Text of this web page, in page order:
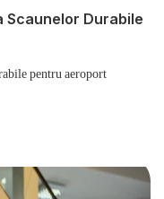
Scaunelor Durabile
pentru aeroport